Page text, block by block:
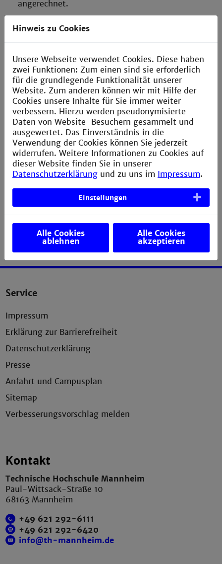
angerechnet.
Über die Bewilligung von Anerkennungsanträgen
Prüfungsleistungen werden keine separaten
Bescheide ausgestellt, sondern diese werden vom
Prüfungsamt direkt im
Prüfungsorganisationssystem (POS) erfasst und
können dort von den
Antragsteller*innen individuell eingesehen
werden.
Frist:
Die Unterlagen zur Anerkennung von Leistungen
aus dem Hochschulbereich bzw.
außerhochschulisch erworbenen Kompetenzen sind
Prüfungsausschuss einzureichen.
Service
Impressum
Erklärung zur Barrierefreiheit
Datenschutzerklärung
Presse
Anfahrt und Campusplan
Sitemap
Verbesserungsvorschlag melden
Kontakt
Technische Hochschule Mannheim
Paul-Wittsack-Straße 10
68163 Mannheim
+49 621 292-6111
+49 621 292-6420
info@th-mannheim.de
Hinweis zu Cookies
Unsere Webseite verwendet Cookies. Diese haben
zwei Funktionen: Zum einen sind sie erforderlich
für die grundlegende Funktionalität unserer
Website. Zum anderen können wir mit Hilfe der
Cookies unsere Inhalte für Sie immer weiter
verbessern. Hierzu werden pseudonymisierte
Daten von Website-Besuchern gesammelt und
ausgewertet. Das Einverständnis in die
Verwendung der Cookies können Sie jederzeit
widerrufen. Weitere Informationen zu Cookies auf
dieser Website finden Sie in unserer
Datenschutzerklärung und zu uns im Impressum.
Einstellungen
Alle Cookies
ablehnen
Alle Cookies
akzeptieren